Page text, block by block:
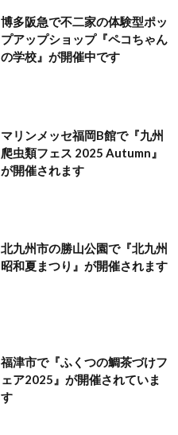
博多阪急で不二家の体験型ポッ
プアップショップ『ペコちゃん
の学校』が開催中です
マリンメッセ福岡B館で『九州
爬虫類フェス 2025 Autumn』
が開催されます
北九州市の勝山公園で『北九州
昭和夏まつり』が開催されます
福津市で『ふくつの鯛茶づけフ
ェア2025』が開催されていま
す